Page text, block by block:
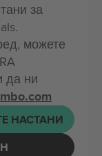
за
можете
да ни
НАСТАНИ